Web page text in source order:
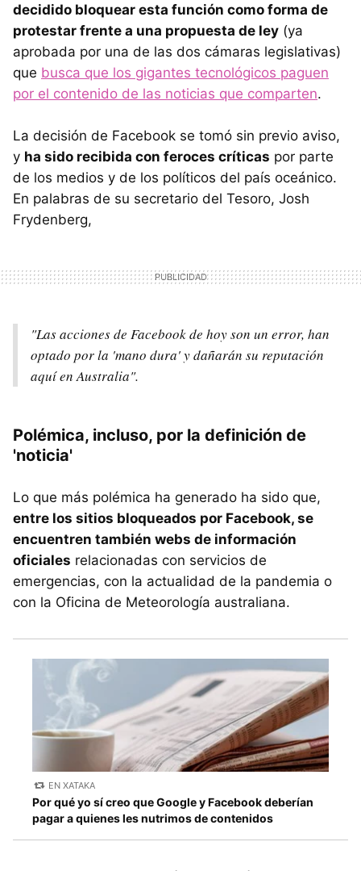
decidido bloquear esta función como forma de
protestar frente a una propuesta de ley (ya
aprobada por una de las dos cámaras legislativas)
que busca que los gigantes tecnológicos paguen
por el contenido de las noticias que comparten.
La decisión de Facebook se tomó sin previo aviso,
y ha sido recibida con feroces críticas por parte
de los medios y de los políticos del país oceánico.
En palabras de su secretario del Tesoro, Josh
Frydenberg,
"Las acciones de Facebook de hoy son un error, han
optado por la 'mano dura' y dañarán su reputación
aquí en Australia".
Polémica, incluso, por la definición de
'noticia'
Lo que más polémica ha generado ha sido que,
entre los sitios bloqueados por Facebook, se
encuentren también webs de información
oficiales relacionadas con servicios de
emergencias, con la actualidad de la pandemia o
con la Oficina de Meteorología australiana.
EN XATAKA
Por qué yo sí creo que Google y Facebook deberían
pagar a quienes les nutrimos de contenidos